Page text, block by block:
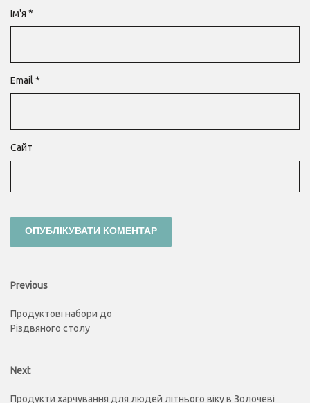
Ім'я *
Email *
Сайт
Навігація
записів
Previous
Previous
Продуктові набори до
Різдвяного столу
Next
Next
Продукти харчування для людей літнього віку в Золочеві